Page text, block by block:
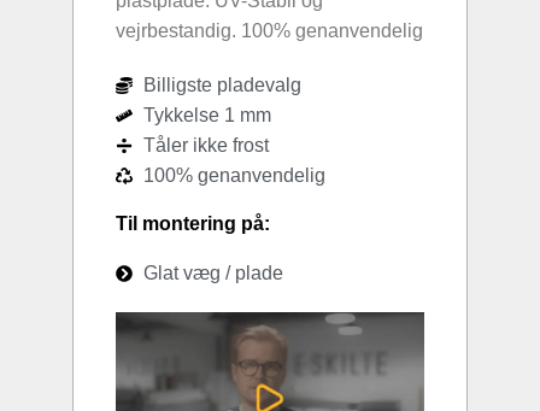
vejrbestandig. 100% genanvendelig
Billigste pladevalg
Tykkelse 1 mm
Tåler ikke frost
100% genanvendelig
Til montering på:
Glat væg / plade